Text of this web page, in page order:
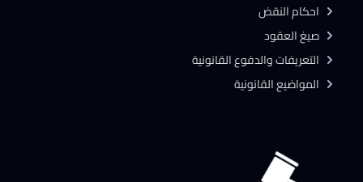
احكام النقض
صيغ العقود
التعريفات والدفوع القانونية
المواضيع القانونية